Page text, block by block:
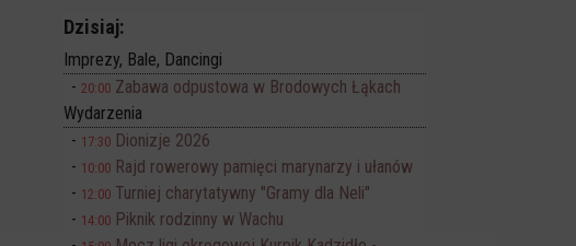
Dzisiaj:
Imprezy, Bale, Dancingi
20:00 Zabawa odpustowa w Brodowych Łąkach
Wydarzenia
17:30 Dionizje 2026
10:00 Rajd rowerowy pamięci marynarzy i ułanów
12:00 Turniej charytatywny "Gramy dla Neli"
14:00 Piknik rodzinny w Wachu